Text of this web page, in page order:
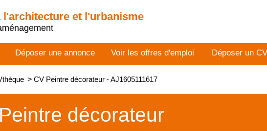
l'architecture et l'urbanisme
Déposer une annonce Voir les offres d'emploi Déposer un CV
> CV Peintre décorateur - AJ1605111617
Peintre décorateur